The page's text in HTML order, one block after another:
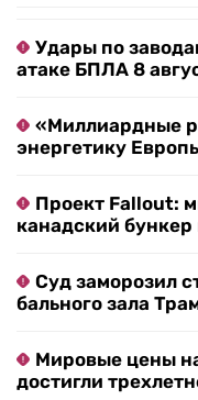
Удары по
атаке БПЛА 8
«Миллиардные
энергетику
Проект Fallout:
канадский
Суд заморозил
бального зала
Мировые цены
достигли